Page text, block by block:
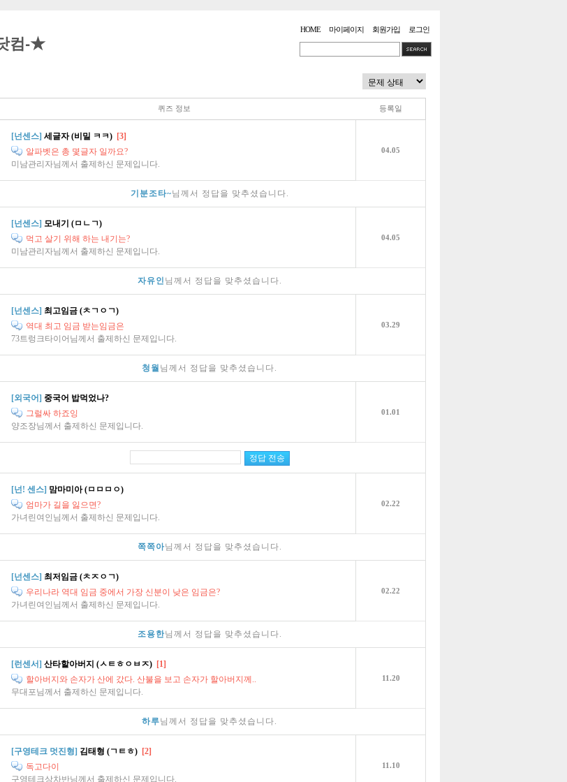
컴-★
HOME 마이페이지 회원가입 로그인
퀴즈 정보 등록일
[넌센스] 세글자 (비밀 ㅋㅋ) [3]
알파벳은 총 몇글자 일까요?
미남관리자님께서 출제하신 문제입니다.
04.05
기분조타~님께서 정답을 맞추셨습니다.
[넌센스] 모내기 (ㅁㄴㄱ)
먹고 살기 위해 하는 내기는?
미남관리자님께서 출제하신 문제입니다.
04.05
자유인 님께서 정답을 맞추셨습니다.
[넌센스] 최고임금 (ㅊㄱㅇㄱ)
역대 최고 임금 받는임금은
73트렁크타이어님께서 출제하신 문제입니다.
03.29
청월 님께서 정답을 맞추셨습니다.
[외국어] 중국어 밥먹었나?
그럴싸 하죠잉
양조장님께서 출제하신 문제입니다.
01.01
[넌! 센스] 맘마미아 (ㅁㅁㅁㅇ)
엄마가 길을 잃으면?
가녀린여인님께서 출제하신 문제입니다.
02.22
쪽쪽아님께서 정답을 맞추셨습니다.
[넌센스] 최저임금 (ㅊㅈㅇㄱ)
우리나라 역대 임금 중에서 가장 신분이 낮은 임금은?
가녀린여인님께서 출제하신 문제입니다.
02.22
조용한님께서 정답을 맞추셨습니다.
[런센서] 산타할아버지 (ㅅㅌㅎㅇㅂㅈ) [1]
할아버지와 손자가 산에 갔다. 산불을 보고 손자가 할아버지께..
무대포님께서 출제하신 문제입니다.
11.20
하루님께서 정답을 맞추셨습니다.
[구영테크 멋진형] 김태형 (ㄱㅌㅎ) [2]
독고다이
구영테크상차반님께서 출제하신 문제입니다.
11.10